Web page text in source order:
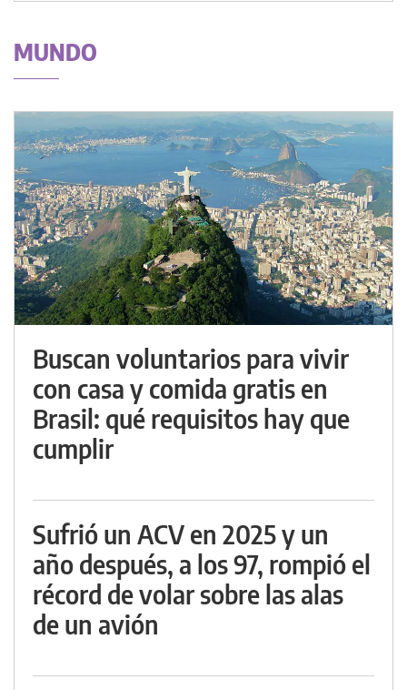
MUNDO
Buscan voluntarios para vivir
con casa y comida gratis en
Brasil: qué requisitos hay que
cumplir
Sufrió un ACV en 2025 y un
año después, a los 97, rompió el
récord de volar sobre las alas
de un avión